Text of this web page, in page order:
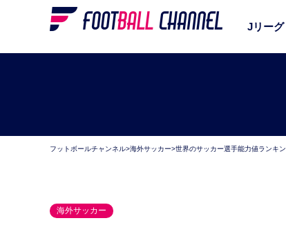
Jリーグ
フットボールチャンネル>海外サッカー>世界のサッカー選手能力値ランキ
海外サッカー